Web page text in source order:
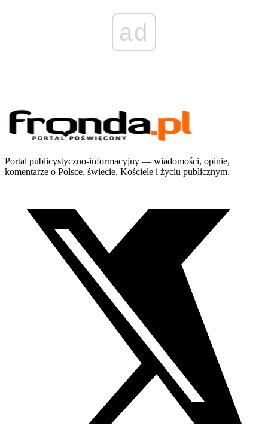
ad
Portal publicystyczno-informacyjny — wiadomości, opinie,
komentarze o Polsce, świecie, Kościele i życiu publicznym.